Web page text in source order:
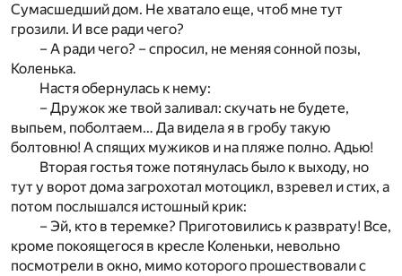
Сумасшедший дом. Не хватало еще, чтоб мне тут
грозили. И все ради чего?
– А ради чего? – спросил, не меняя сонной позы,
Коленька.
Настя обернулась к нему:
– Дружок же твой заливал: скучать не будете,
выпьем, поболтаем… Да видела я в гробу такую
болтовню! А спящих мужиков и на пляже полно. Адью!
Вторая гостья тоже потянулась было к выходу, но
тут у ворот дома загрохотал мотоцикл, взревел и стих, а
потом послышался истошный крик:
– Эй, кто в теремке? Приготовились к разврату! Все,
кроме покоящегося в кресле Коленьки, невольно
посмотрели в окно, мимо которого прошествовали с